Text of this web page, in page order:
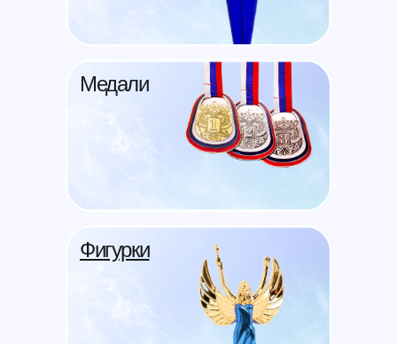
Фигурки
Медали